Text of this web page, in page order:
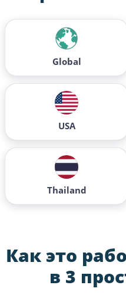
Global
USA
Thailand
Как это
в 3